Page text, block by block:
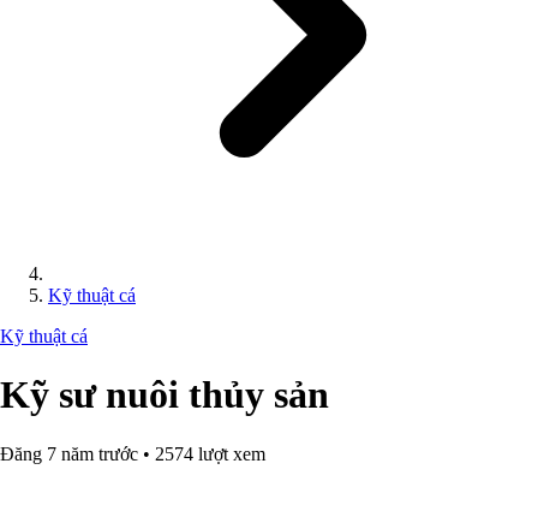
Kỹ thuật cá
Kỹ thuật cá
Kỹ sư nuôi thủy sản
Đăng 7 năm trước • 2574 lượt xem